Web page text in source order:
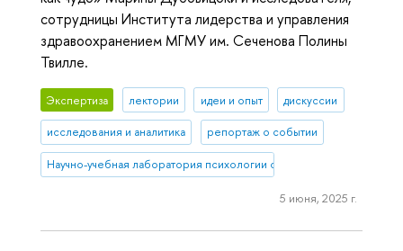
сотрудницы Института лидерства и управления
здравоохранением МГМУ им. Сеченова Полины
Твилле.
Экспертиза лектории идеи и опыт дискуссии
исследования и аналитика репортаж о событии
Научно-учебная лаборатория психологии салютогенной среды
5 июня, 2025 г.